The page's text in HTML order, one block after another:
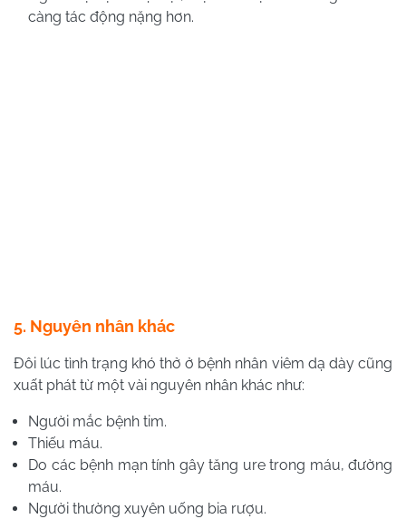
càng tác động nặng hơn.
5. Nguyên nhân khác
Đôi lúc tình trạng khó thở ở bệnh nhân viêm dạ dày cũng
xuất phát từ một vài nguyên nhân khác như:
Người mắc bệnh tim.
Thiếu máu.
Do các bệnh mạn tính gây tăng ure trong máu, đường
máu.
Người thường xuyên uống bia rượu.